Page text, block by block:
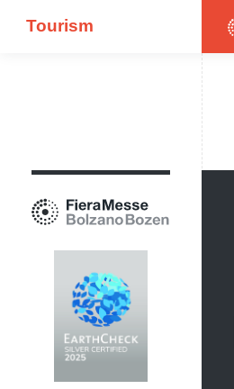
Tourism